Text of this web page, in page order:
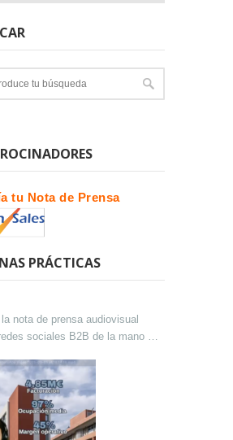
tu Nota de Prensa
PRÁCTICAS
la nota de prensa audiovisual
sociales B2B de la mano de